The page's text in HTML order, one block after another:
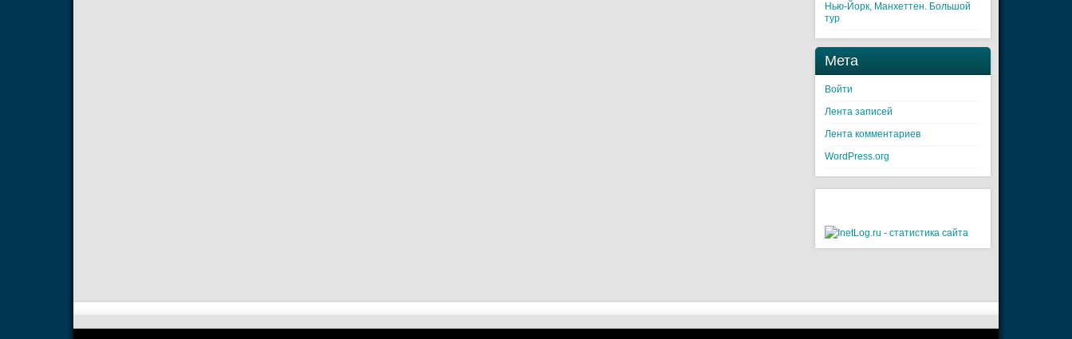
Нью-Йорк, Манхеттен. Большой
тур
Мета
Войти
Лента записей
Лента комментариев
WordPress.org